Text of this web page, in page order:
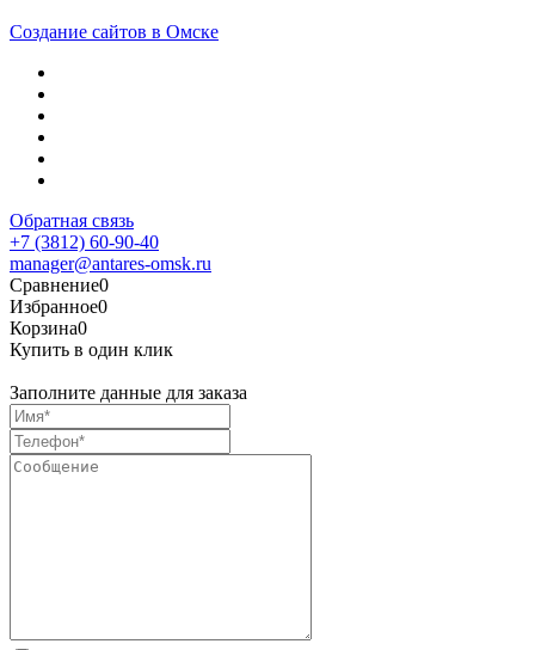
Создание сайтов в Омске
Обратная связь
+7 (3812) 60-90-40
manager@antares-omsk.ru
Сравнение0
Избранное0
Корзина0
Купить в один клик
Заполните данные для заказа